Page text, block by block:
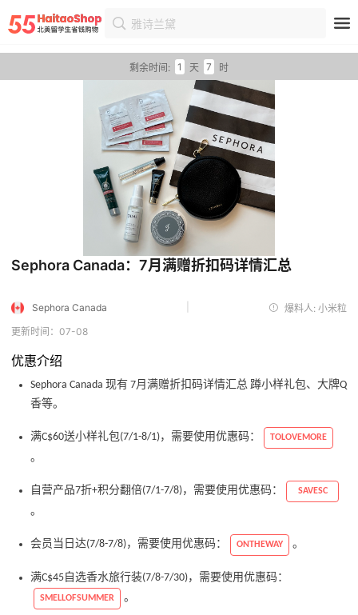
雅诗兰黛
首页 优惠 优惠详情
Sephora Canada：7月满赠折扣码详情汇总
Sephora Canada
爆料人: 小米粒
更新时间：07-08
剩余时间: 1 天 7 时
优惠介绍
Sephora Canada 现有 7月满赠折扣码详情汇总 蹲小样礼包、大牌Q
香等。
满C$60送小样礼包(7/1-8/1)，需要使用优惠码： TOLOVEMORE
。
自营产品7折+积分翻倍(7/1-7/8)，需要使用优惠码： SAVESC
。
会员当日达(7/8-7/8)，需要使用优惠码： ONTHEWAY 。
满C$45自选香水旅行装(7/8-7/30)，需要使用优惠码：
SMELLOFSUMMER 。